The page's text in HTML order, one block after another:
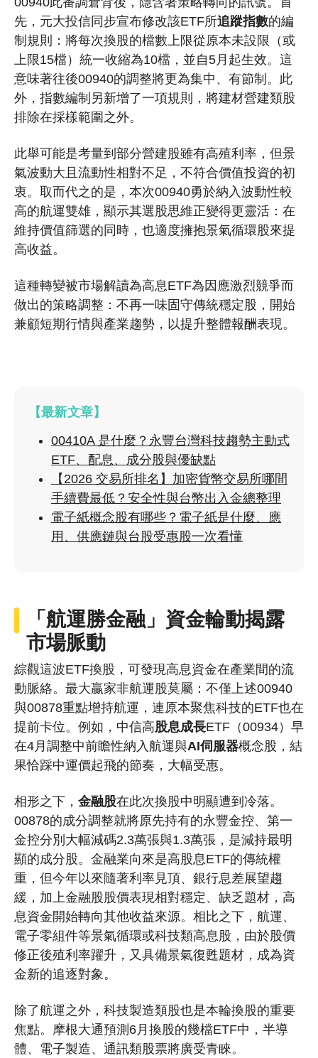
先，元大投信同步宣布修改該ETF所追蹤指數的編
制規則：將每次換股的檔數上限從原本未設限（或
上限15檔）統一收縮為10檔，並自5月起生效。這
意味著往後00940的調整將更為集中、有節制。此
外，指數編制另新增了一項規則， 將建材營建類股
排除在採樣範圍之外。
此舉可能是考量到部分營建股雖有高殖利率，但景
氣波動大且流動性相對不足，不符合價值投資的初
衷。取而代之的是，本次00940勇於納入波動性較
高的航運雙雄，顯示其選股思維正變得更靈活 ：在
維持價值篩選的同時，也適度擁抱景氣循環股來提
高收益。
這種轉變被市場解讀為高息ETF為因應激烈競爭而
做出的策略調整：不再一味固守傳統穩定股，開始
兼顧短期行情與產業趨勢，以提升整體報酬表現。
【最新文章】
00410A 是什麼？永豐台灣科技趨勢主動式
ETF、配息、成分股與優缺點
【2026 交易所排名】加密貨幣交易所哪間
手續費最低？安全性與台幣出入金總整理
電子紙概念股有哪些？電子紙是什麼、應
用、供應鏈與台股受惠股一次看懂
「航運勝金融」資金輪動揭露
市場脈動
綜觀這波ETF換股，可發現高息資金在產業間的流
動脈絡。最大贏家非航運股莫屬：不僅上述00940
與00878重點增持航運，連原本聚焦科技的ETF也在
提前卡位。例如，中信高股息成長ETF（00934）早
在4月調整中前瞻性納入航運與AI伺服器概念股，結
果恰踩中運價起飛的節奏，大幅受惠。
相形之下， 金融股在此次換股中明顯遭到冷落。
00878的成分調整就將原先持有的永豐金控、第一
金控分別大幅減碼2.3萬張與1.3萬張，是減持最明
顯的成分股。金融業向來是高股息ETF的傳統權
重，但今年以來隨著利率見頂、銀行息差展望趨
緩，加上金融股股價表現相對穩定、缺乏題材，高
息資金開始轉向其他收益來源。相比之下，航運、
電子零組件等景氣循環或科技類高息股，由於股價
修正後殖利率躍升，又具備景氣復甦題材，成為資
金新的追逐對象。
除了航運之外，科技製造類股也是本輪換股的重要
焦點。摩根大通預測6月換股的幾檔ETF中，半導
體、電子製造、通訊類股票將廣受青睞。